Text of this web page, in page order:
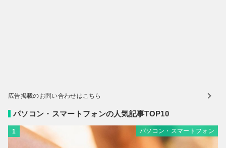
広告掲載のお問い合わせはこちら
パソコン・スマートフォンの人気記事TOP10
1 パソコン・スマートフォン